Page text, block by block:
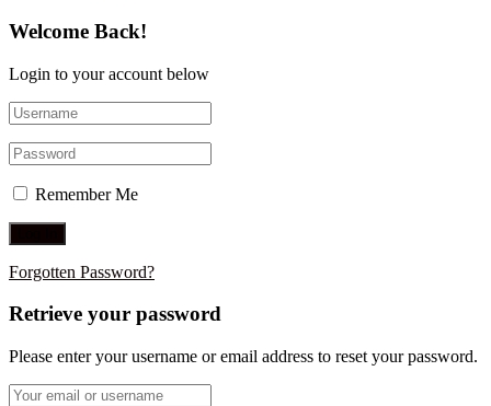
Welcome Back!
Login to your account below
Remember Me
Forgotten Password?
Retrieve your password
Please enter your username or email address to reset your password.